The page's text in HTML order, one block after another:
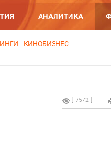
АНАЛИТИКА
КИНОБИЗНЕС
7572